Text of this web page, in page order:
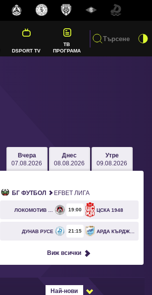
DSPORT TV
ТВ
ПРОГРАМА
Вчера
07.08.2026
Днес
08.08.2026
Утре
09.08.2026
БГ ФУТБОЛ EFBET ЛИГА
19 00 ЦСКА 1948
ДУНАВ РУСЕ 21 15
Виж всички
Най-нови